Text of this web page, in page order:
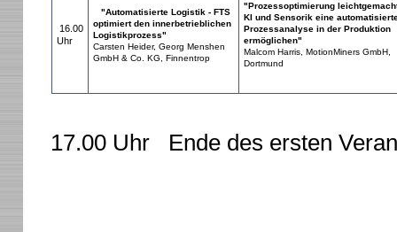
16.00
Uhr
"Automatisierte Logistik - FTS
optimiert den innerbetrieblichen
Logistikprozess"
Carsten Heider, Georg Menshen
GmbH & Co. KG, Finnentrop
"Prozessoptimierung
KI und Sensorik eine
Prozessanalyse in der Produktion
ermöglichen"
Malcom Harris, MotionMiners GmbH,
Dortmund
17.00 Uhr Ende des ersten